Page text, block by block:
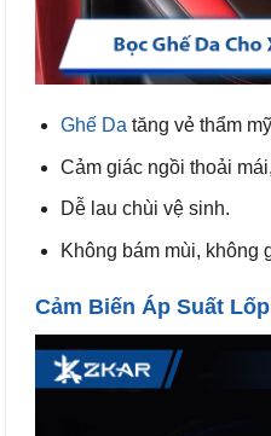
Ghế Da tăng vẻ thẩm
Cảm giác ngồi thoải
Dễ lau chùi vệ sinh.
Không bám mùi, không
Cảm Biến Áp Suất Lốp